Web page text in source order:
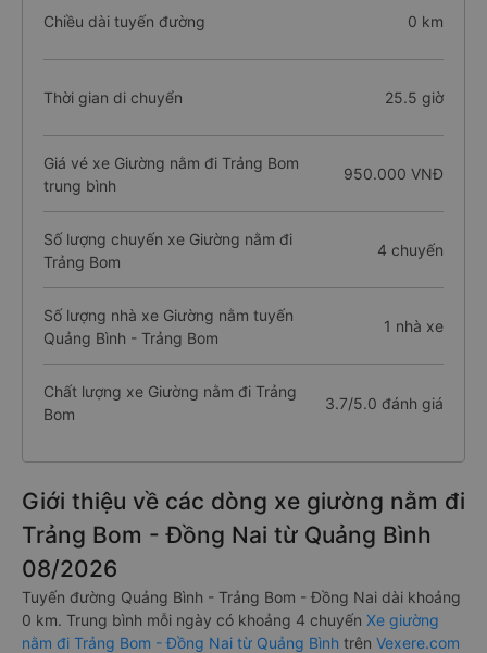
Chiều dài tuyến đường 0 km
Thời gian di chuyển 25.5 giờ
Giá vé xe Giường nằm đi Trảng Bom
trung bình
950.000 VNĐ
Số lượng chuyến xe Giường nằm đi
Trảng Bom
4 chuyến
Số lượng nhà xe Giường nằm tuyến
Quảng Bình - Trảng Bom
1 nhà xe
Chất lượng xe Giường nằm đi Trảng
Bom
3.7/5.0 đánh giá
Giới thiệu về các dòng xe giường nằm đi
Trảng Bom - Đồng Nai từ Quảng Bình
08/2026
Tuyến đường Quảng Bình - Trảng Bom - Đồng Nai dài khoảng
0 km. Trung bình mỗi ngày có khoảng 4 chuyến Xe giường
nằm đi Trảng Bom - Đồng Nai từ Quảng Bình trên Vexere.com